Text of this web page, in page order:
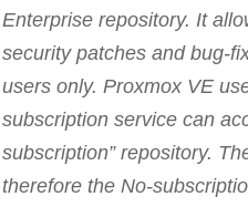
Enterprise repository. It
security patches and bug-
users only. Proxmox VE
subscription service can
subscription” repository.
therefore the No-